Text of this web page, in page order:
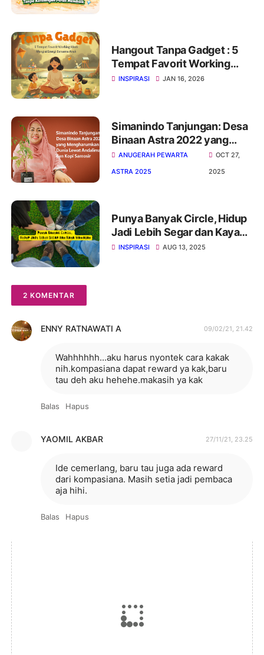
Hangout Tanpa Gadget : 5
Tempat Favorit Working
Mom Mengisi Energi
INSPIRASI JAN 16, 2026
Simanindo Tanjungan: Desa
Binaan Astra 2022 yang
Menebar Harum Andaliman
dan Kopi Samosir ke Dunia
ANUGERAH PEWARTA
ASTRA 2025
OCT 27,
2025
Punya Banyak Circle, Hidup
Jadi Lebih Segar dan Kaya
Wawasan
INSPIRASI AUG 13, 2025
2 KOMENTAR
ENNY RATNAWATI A 09/02/21, 21.42
Wahhhhhh...aku harus nyontek cara kakak
nih.kompasiana dapat reward ya kak,baru
tau deh aku hehehe.makasih ya kak
Balas Hapus
YAOMIL AKBAR 27/11/21, 23.25
Ide cemerlang, baru tau juga ada reward
dari kompasiana. Masih setia jadi pembaca
aja hihi.
Balas Hapus